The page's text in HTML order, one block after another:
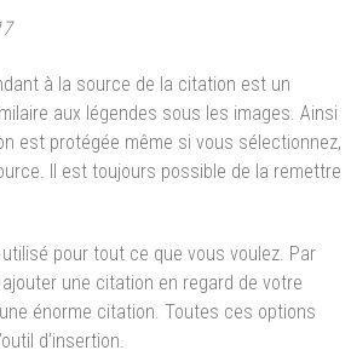
à la source de la citation est un
aux légendes sous les images. Ainsi
est protégée même si vous sélectionnez,
Il est toujours possible de la remettre
pour tout ce que vous voulez. Par
une citation en regard de votre
énorme citation. Toutes ces options
d’insertion.